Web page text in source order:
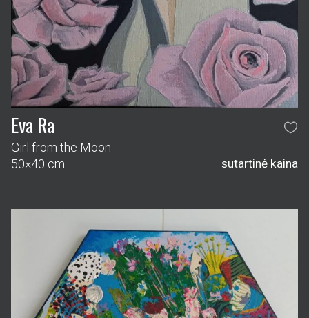
Eva Ra
Girl from the Moon
50×40 cm
sutartinė kaina